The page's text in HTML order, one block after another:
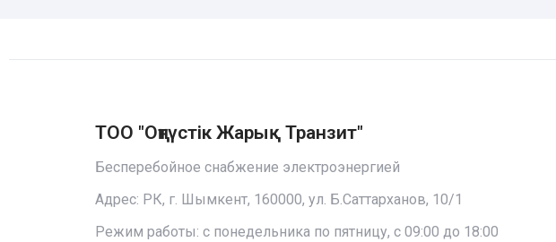
ТОО "Оңтүстiк Жарық Транзит"
Бесперебойное снабжение электроэнергией
Адрес: РК, г. Шымкент, 160000, ул. Б.Саттарханов, 10/1
Режим работы: с понедельника по пятницу, с 09:00 до 18:00